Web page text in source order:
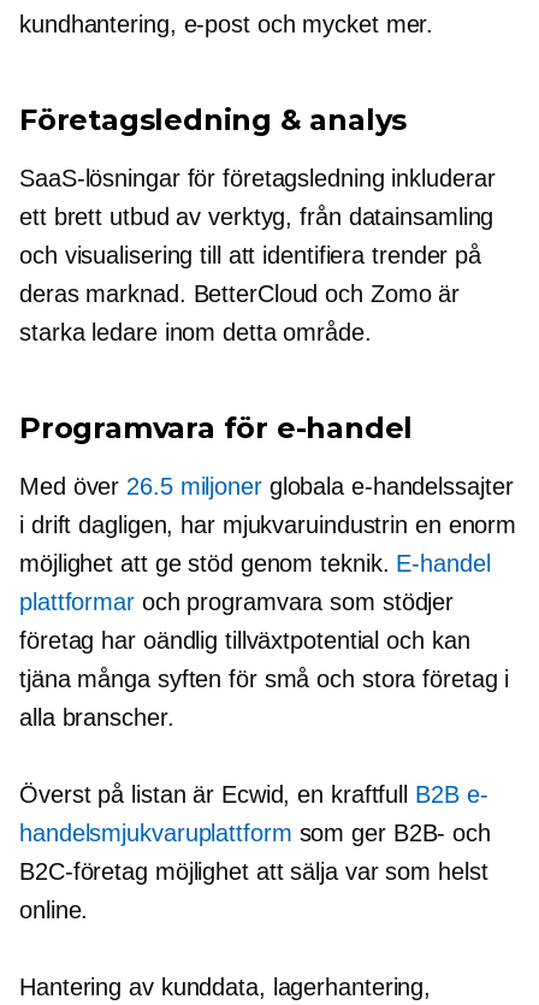
kundhantering, e-post och mycket mer.
Företagsledning & analys
SaaS-lösningar för företagsledning inkluderar
ett brett utbud av verktyg, från datainsamling
och visualisering till att identifiera trender på
deras marknad. BetterCloud och Zomo är
starka ledare inom detta område.
Programvara för e-handel
Med över 26.5 miljonerglobala e-handelssajter
i drift dagligen, har mjukvaruindustrin en enorm
möjlighet att ge stöd genom teknik. E-handel
plattformaroch programvara som stödjer
företag har oändlig tillväxtpotential och kan
tjäna många syften för små och stora företag i
alla branscher.
Överst på listan är Ecwid, en kraftfull B2B e-
handelsmjukvaruplattform som ger B2B- och
B2C-företag möjlighet att sälja var som helst
online.
Hantering av kunddata, lagerhantering,